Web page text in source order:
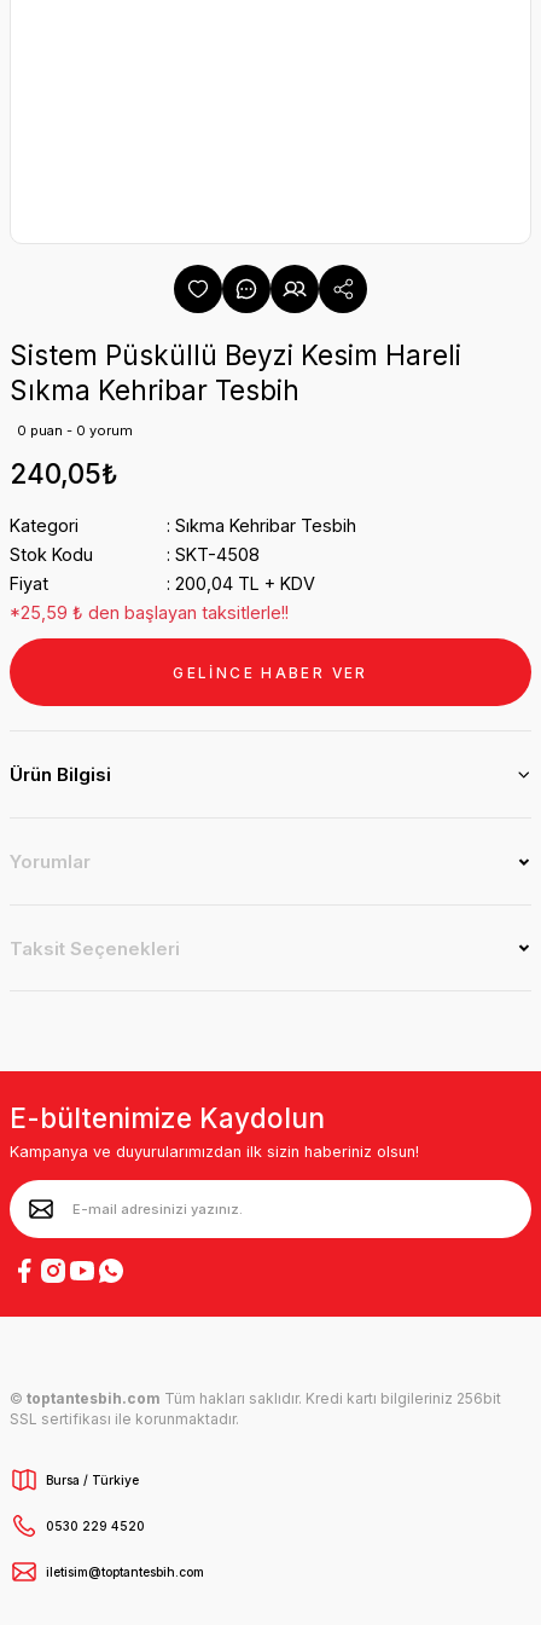
Sistem Püsküllü Beyzi Kesim Hareli
Sıkma Kehribar Tesbih
0 puan - 0 yorum
240,05₺
Kategori
Sıkma Kehribar Tesbih
Stok Kodu
SKT-4508
Fiyat
200,04 TL + KDV
*25,59 ₺ den başlayan taksitlerle!!
GELİNCE HABER VER
Ürün Bilgisi
Yorumlar
Taksit Seçenekleri
E-bültenimize Kaydolun
Kampanya ve duyurularımızdan ilk sizin haberiniz olsun!
© toptantesbih.com Tüm hakları saklıdır. Kredi kartı bilgileriniz 256bit
SSL sertifikası ile korunmaktadır.
Bursa / Türkiye
0530 229 4520
iletisim@toptantesbih.com